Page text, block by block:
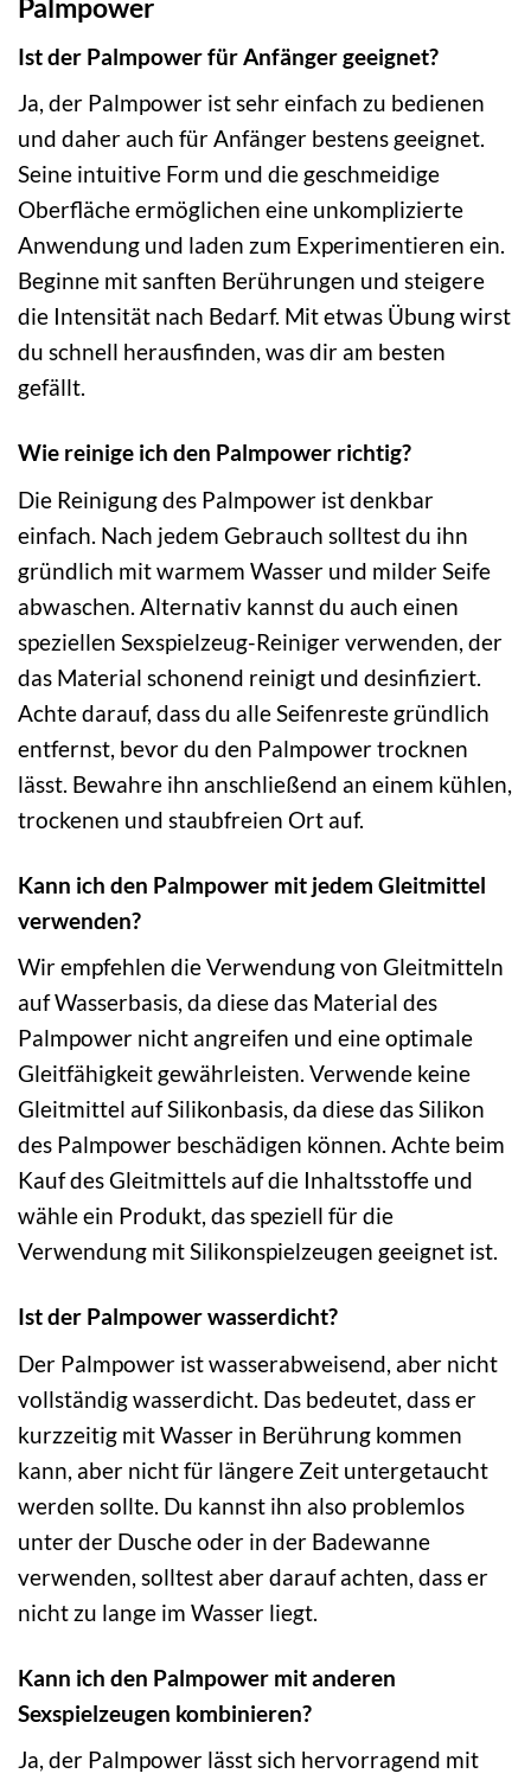
Palmpower
Ist der Palmpower für Anfänger geeignet?
Ja, der Palmpower ist sehr einfach zu bedienen
und daher auch für Anfänger bestens geeignet.
Seine intuitive Form und die geschmeidige
Oberfläche ermöglichen eine unkomplizierte
Anwendung und laden zum Experimentieren ein.
Beginne mit sanften Berührungen und steigere
die Intensität nach Bedarf. Mit etwas Übung wirst
du schnell herausfinden, was dir am besten
gefällt.
Wie reinige ich den Palmpower richtig?
Die Reinigung des Palmpower ist denkbar
einfach. Nach jedem Gebrauch solltest du ihn
gründlich mit warmem Wasser und milder Seife
abwaschen. Alternativ kannst du auch einen
speziellen Sexspielzeug-Reiniger verwenden, der
das Material schonend reinigt und desinfiziert.
Achte darauf, dass du alle Seifenreste gründlich
entfernst, bevor du den Palmpower trocknen
lässt. Bewahre ihn anschließend an einem kühlen,
trockenen und staubfreien Ort auf.
Kann ich den Palmpower mit jedem Gleitmittel
verwenden?
Wir empfehlen die Verwendung von Gleitmitteln
auf Wasserbasis, da diese das Material des
Palmpower nicht angreifen und eine optimale
Gleitfähigkeit gewährleisten. Verwende keine
Gleitmittel auf Silikonbasis, da diese das Silikon
des Palmpower beschädigen können. Achte beim
Kauf des Gleitmittels auf die Inhaltsstoffe und
wähle ein Produkt, das speziell für die
Verwendung mit Silikonspielzeugen geeignet ist.
Ist der Palmpower wasserdicht?
Der Palmpower ist wasserabweisend, aber nicht
vollständig wasserdicht. Das bedeutet, dass er
kurzzeitig mit Wasser in Berührung kommen
kann, aber nicht für längere Zeit untergetaucht
werden sollte. Du kannst ihn also problemlos
unter der Dusche oder in der Badewanne
verwenden, solltest aber darauf achten, dass er
nicht zu lange im Wasser liegt.
Kann ich den Palmpower mit anderen
Sexspielzeugen kombinieren?
Ja, der Palmpower lässt sich hervorragend mit